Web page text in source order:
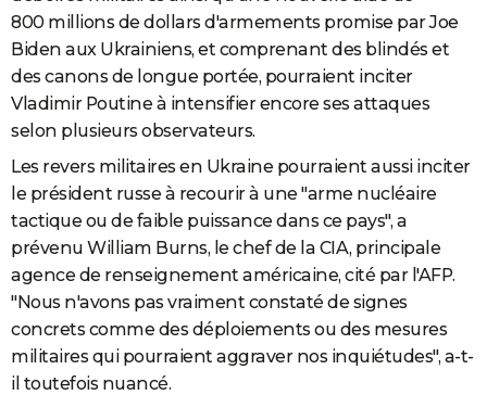
800 millions de dollars d'armements promise par Joe
Biden aux Ukrainiens, et comprenant des blindés et
des canons de longue portée, pourraient inciter
Vladimir Poutine à intensifier encore ses attaques
selon plusieurs observateurs.
Les revers militaires en Ukraine pourraient aussi inciter
le président russe à recourir à une "arme nucléaire
tactique ou de faible puissance dans ce pays", a
prévenu William Burns, le chef de la CIA, principale
agence de renseignement américaine, cité par l'AFP.
"Nous n'avons pas vraiment constaté de signes
concrets comme des déploiements ou des mesures
militaires qui pourraient aggraver nos inquiétudes", a-t-
il toutefois nuancé.